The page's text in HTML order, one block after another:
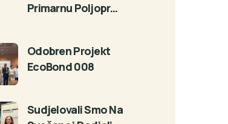
Primarnu Poljopr…
Odobren Projekt
EcoBond 008
Sudjelovali Smo Na